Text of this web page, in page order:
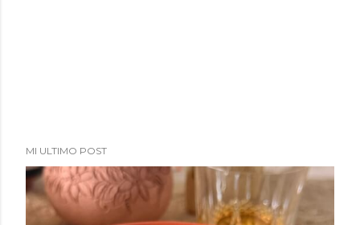
MI ULTIMO POST